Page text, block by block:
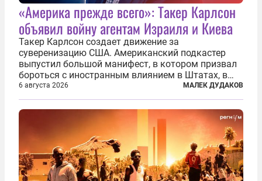
«Америка прежде всего»: Такер Карлсон
объявил войну агентам Израиля и Киева
Такер Карлсон создает движение за
суверенизацию США. Американский подкастер
выпустил большой манифест, в котором призвал
бороться с иностранным влиянием в Штатах, в
первую очередь имея в виду Израиль. А также
прекратить заморские войны, выплатить
репарации Ирану, остановить прием мигрантов...
6 августа 2026 МАЛЕК ДУДАКОВ